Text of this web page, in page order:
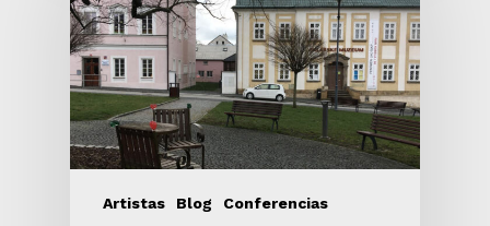
Artistas Blog
Conferencias